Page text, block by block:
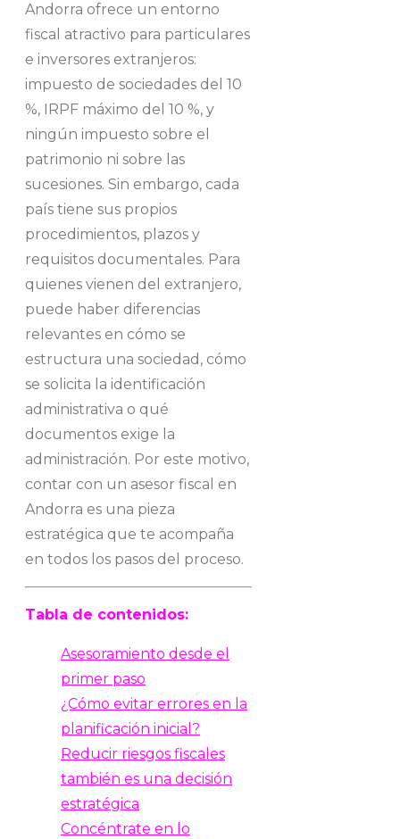
Andorra ofrece un entorno
fiscal atractivo para particulares
e inversores extranjeros:
impuesto de sociedades del 10
%, IRPF máximo del 10 %, y
ningún impuesto sobre el
patrimonio ni sobre las
sucesiones. Sin embargo, cada
país tiene sus propios
procedimientos, plazos y
requisitos documentales. Para
quienes vienen del extranjero,
puede haber diferencias
relevantes en cómo se
estructura una sociedad, cómo
se solicita la identificación
administrativa o qué
documentos exige la
administración. Por este motivo,
contar con un asesor fiscal en
Andorra es una pieza
estratégica que te acompaña
en todos los pasos del proceso.
Tabla de contenidos:
Asesoramiento desde el
primer paso
¿Cómo evitar errores en la
planificación inicial?
Reducir riesgos fiscales
también es una decisión
estratégica
Concéntrate en lo